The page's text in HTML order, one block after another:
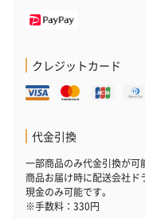
クレジットカード
代金引換
一部商品のみ代金引換が可
商品お届け時に配送会社
現金のみ可能です。
※手数料：330円